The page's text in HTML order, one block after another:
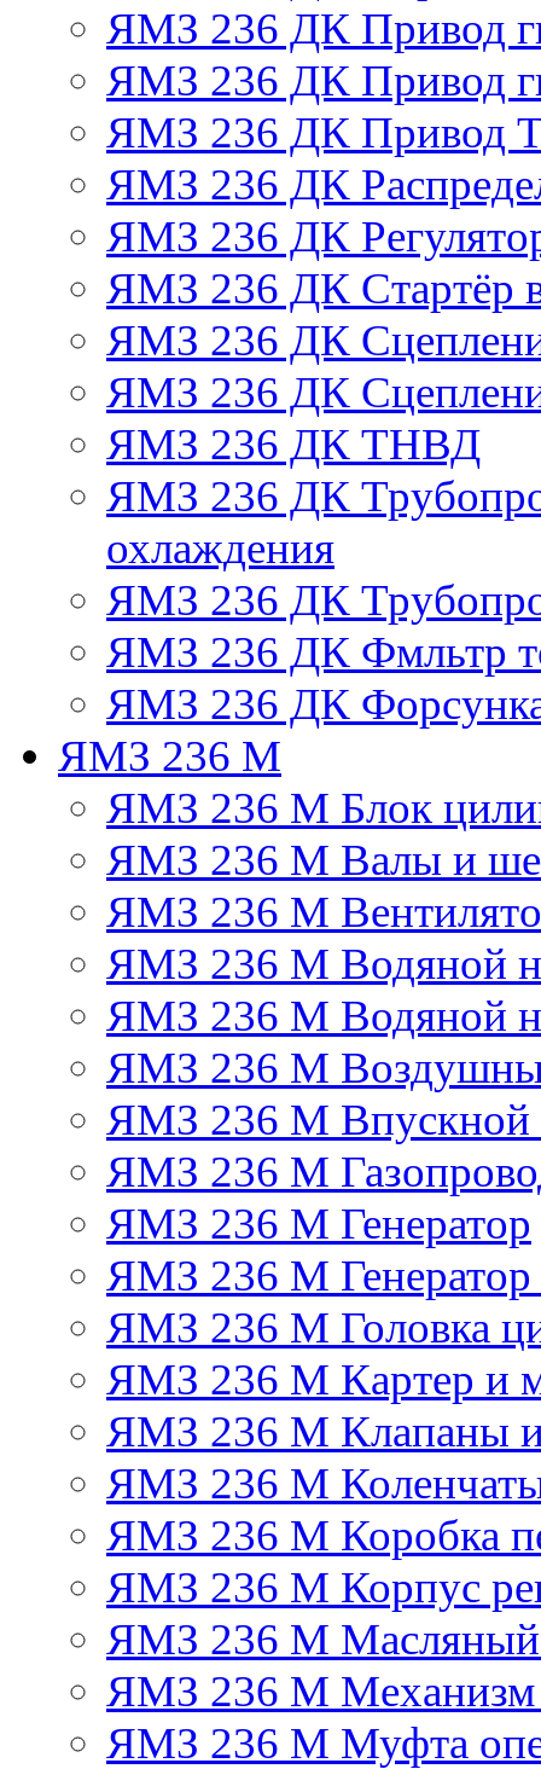
ЯМЗ 236 ДК Привод
ЯМЗ 236 ДК Привод
ЯМЗ 236 ДК Привод
ЯМЗ 236 ДК
ЯМЗ 236 ДК
ЯМЗ 236 ДК Стартёр
ЯМЗ 236 ДК
ЯМЗ 236 ДК
ЯМЗ 236 ДК ТНВД
ЯМЗ 236 ДК
охлаждения
ЯМЗ 236 ДК
ЯМЗ 236 ДК Фмльтр
ЯМЗ 236 ДК
ЯМЗ 236 М
ЯМЗ 236 М Блок
ЯМЗ 236 М Валы и
ЯМЗ 236 М
ЯМЗ 236 М Водяной
ЯМЗ 236 М Водяной
ЯМЗ 236 М
ЯМЗ 236 М Впускной
ЯМЗ 236 М
ЯМЗ 236 М Генератор
ЯМЗ 236 М Генератор
ЯМЗ 236 М Головка
ЯМЗ 236 М Картер и
ЯМЗ 236 М Клапаны и
ЯМЗ 236 М
ЯМЗ 236 М Коробка
ЯМЗ 236 М Корпус
ЯМЗ 236 М Масляный
ЯМЗ 236 М Механизм
ЯМЗ 236 М Муфта